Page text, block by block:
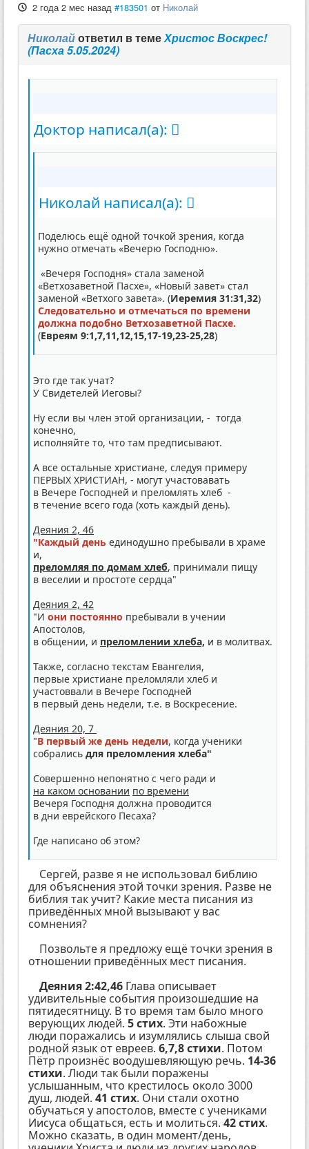
2 года 2 мес назад #183501 от Николай
Николайответил в темеХристос Воскрес!
(Пасха 5.05.2024)
Доктор написал(а):
Николай написал(а):
Поделюсь ещё одной точкой зрения, когда
нужно отмечать «Вечерю Господню».
«Вечеря Господня» стала заменой
«Ветхозаветной Пасхе», «Новый завет» стал
заменой «Ветхого завета». (Иеремия 31:31,32)
Следовательно и отмечаться по времени
должна подобно Ветхозаветной Пасхе.
(Евреям 9:1,7,11,12,15,17-19,23-25,28)
Это где так учат?
У Свидетелей Иеговы?
Ну если вы член этой организации, - тогда
конечно,
исполняйте то, что там предписывают.
А все остальные христиане, следуя примеру
ПЕРВЫХ ХРИСТИАН, - могут участовавать
в Вечере Господней и преломлять хлеб -
в течение всего года (хоть каждый день).
Деяния 2, 46
"Каждый день единодушно пребывали в храме
и,
преломляя по домам хлеб, принимали пищу
в веселии и простоте сердца"
Деяния 2, 42
"И они постоянно пребывали в учении
Апостолов,
в общении, и преломлении хлеба, и в молитвах.
Также, согласно текстам Евангелия,
первые христиане преломляли хлеб и
участоввали в Вечере Господней
в первый день недели, т.е. в Воскресение.
Деяния 20, 7
"В первый же день недели, когда ученики
собрались для преломления хлеба"
Совершенно непонятно с чего ради и
на каком основании по времени
Вечеря Господня должна проводится
в дни еврейского Песаха?
Где написано об этом?
Сергей, разве я не использовал библию
для объяснения этой точки зрения. Разве не
библия так учит? Какие места писания из
приведённых мной вызывают у вас
сомнения?
Позвольте я предложу ещё точки зрения в
отношении приведённых мест писания.
Деяния 2:42,46 Глава описывает
удивительные события произошедшие на
пятидесятницу. В то время там было много
верующих людей. 5 стих. Эти набожные
люди поражались и изумлялись слыша свой
родной язык от евреев. 6,7,8 стихи. Потом
Пётр произнёс воодушевляющую речь. 14-36
стихи. Люди так были поражены
услышанным, что крестилось около 3000
душ, людей. 41 стих. Они стали охотно
обучаться у апостолов, вместе с учениками
Иисуса общаться, есть и молиться. 42 стих.
Можно сказать, в один момент/день,